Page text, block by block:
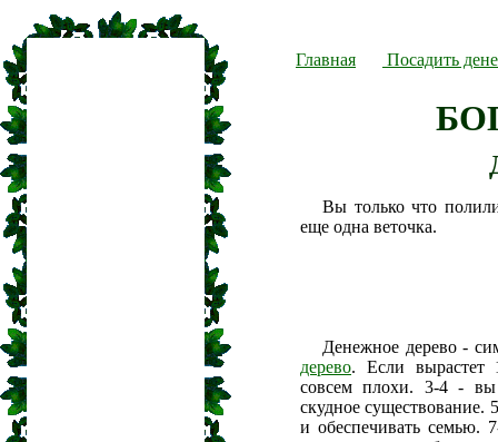
Главная Посадить
Вы только что
еще одна веточка.
Денежное дерево -
дерево. Если вырастет
совсем плохи. 3-4 - вы
скудное существование.
и обеспечивать семью.